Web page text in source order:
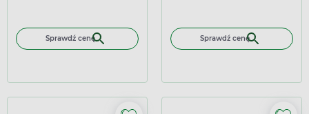
Sprawdź cenę Sprawdź cenę